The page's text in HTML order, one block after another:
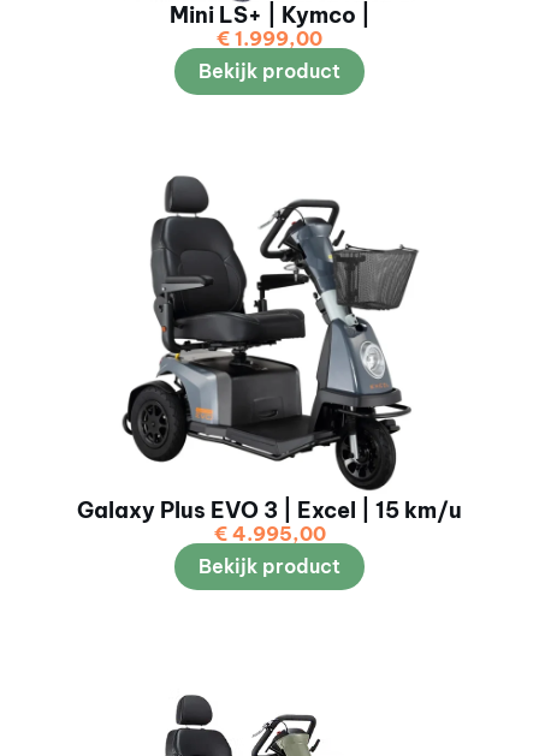
Mini LS+ | Kymco |
€ 1.999,00
Bekijk product
Galaxy Plus EVO 3 | Excel | 15 km/u
€4.995,00
Bekijk product